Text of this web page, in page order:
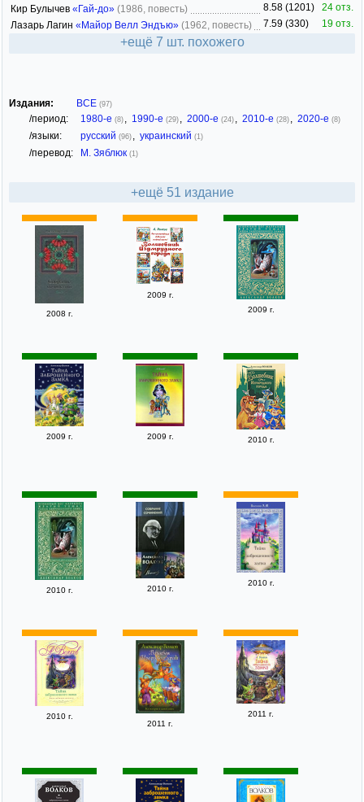
Кир Булычев «Гай-до» (1986, повесть) 8.58 (1201)
24 отз.
Лазарь Лагин «Майор Велл Эндъю» (1962, повесть) 7.59 (330) 19 отз.
+ещё 7 шт. похожего
Издания: ВСЕ (97)
/период: 1980-е (8) , 1990-е (29) , 2000-е (24) , 2010-е (28) , 2020-е (8)
/языки: русский (96) , украинский (1)
/перевод: М. Зяблюк (1)
+ещё 51 издание
2008 г.
2009 г.
2009 г.
2009 г. 2009 г. 2010 г.
2010 г. 2010 г.
2010 г.
2010 г.
2011 г.
2011 г.